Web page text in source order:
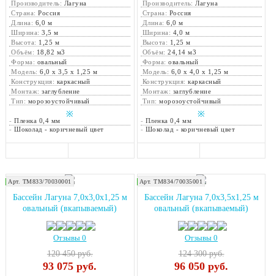
Производитель: Лагуна
Страна:Россия
Длина: 6,0 м
Ширина:3,5 м
Высота: 1,25 м
Объём: 18,82 м3
Форма: овальный
Модель:6,0 х 3,5 х 1,25 м
Конструкция: каркасный
Монтаж:заглубление
Тип: морозоустойчивый
※
-Пленка 0,4 мм
-Шоколад - коричневый цвет
Производитель:Лагуна
Страна: Россия
Длина:6,0 м
Ширина: 4,0 м
Высота: 1,25 м
Объём:24,14 м3
Форма:овальный
Модель: 6,0 х 4,0 х 1,25 м
Конструкция:каркасный
Монтаж: заглубление
Тип:морозоустойчивый
※
- Пленка 0,4 мм
- Шоколад - коричневый цвет
Закажите монтаж!
Арт. ТМ833/70030001
Бассейн Лагуна 7,0х3,0х1,25 м
овальный (вкапываемый)
Отзывы 0
120 450 руб.
93 075 руб.
Закажите монтаж!
Арт. ТМ834/70035001
Бассейн Лагуна 7,0х3,5х1,25 м
овальный (вкапываемый)
Отзывы 0
124 300 руб.
96 050 руб.